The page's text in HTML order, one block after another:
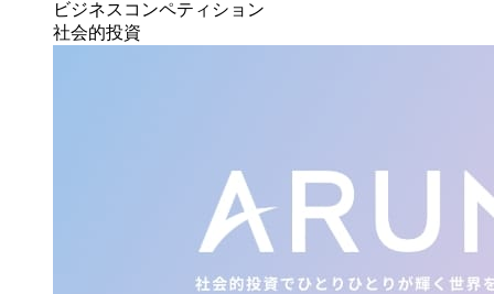
ビジネスコンペティション
社会的投資